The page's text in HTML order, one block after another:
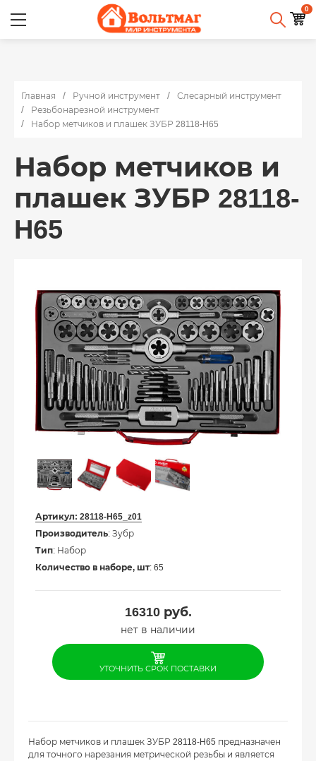
0
Главная Ручной инструмент
Слесарный инструмент
Резьбонарезной инструмент
Набор метчиков и плашек ЗУБР 28118-H65
Набор метчиков и
плашек ЗУБР 28118-
H65
Артикул: 28118-H65_z01
Производитель: Зубр
Тип: Набор
Количество в наборе, шт: 65
16310руб.
нет в наличии
УТОЧНИТЬ СРОК ПОСТАВКИ
Набор метчиков и плашек ЗУБР 28118-H65 предназначен
для точного нарезания метрической резьбы и является